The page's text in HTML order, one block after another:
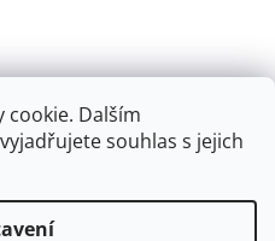
cookie. Dalším
souhlas s jejich